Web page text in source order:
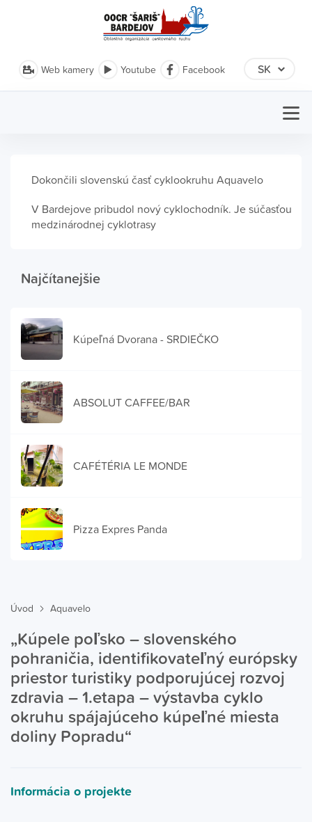
Web kamery Youtube Facebook
Dokončili slovenskú časť cyklookruhu Aquavelo
V Bardejove pribudol nový cyklochodník. Je súčasťou
medzinárodnej cyklotrasy
Najčítanejšie
Kúpeľná Dvorana - SRDIEČKO
ABSOLUT CAFFEE/BAR
CAFÉTÉRIA LE MONDE
Pizza Expres Panda
Úvod Aquavelo
„Kúpele poľsko – slovenského
pohraničia, identifikovateľný európsky
priestor turistiky podporujúcej rozvoj
zdravia – 1.etapa – výstavba cyklo
okruhu spájajúceho kúpeľné miesta
doliny Popradu“
Informácia o projekte